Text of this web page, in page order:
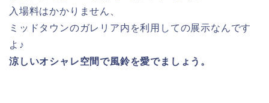
入場料はかかりません、
ミッドタウンのガレリア内を利用しての展示なんです
よ♪
涼しいオシャレ空間で風鈴を愛でましょう。